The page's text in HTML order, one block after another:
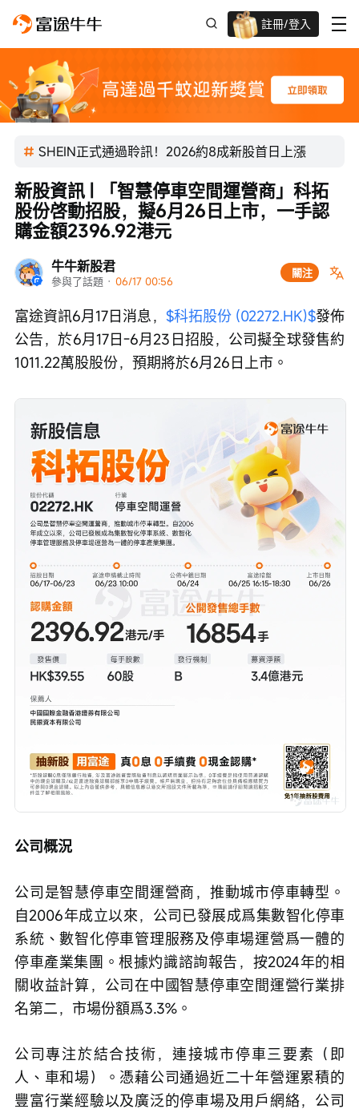
註冊/登入
SHEIN正式通過聆訊！2026約8成新股首日上漲
牛牛新股君
參與了話題 · 06/17 00:56
關注
新股資訊 | 「智慧停車空間運營商」科拓
股份啓動招股，擬6月26日上市，一手認
購金額2396.92港元
富途資訊6月17日消息， $科拓股份 (02272.HK)$發佈
公告，於6月17日-6月23日招股，公司擬全球發售約
1011.22萬股股份，預期將於6月26日上市。
公司概況
公司是智慧停車空間運營商，推動城市停車轉型。
自2006年成立以來，公司已發展成爲集數智化停車
系統、數智化停車管理服務及停車場運營爲一體的
停車產業集團。根據灼識諮詢報告，按2024年的相
關收益計算，公司在中國智慧停車空間運營行業排
名第二，市場份額爲3.3%。
公司專注於結合技術，連接城市停車三要素（即
人、車和場）。憑藉公司通過近二十年營運累積的
豐富行業經驗以及廣泛的停車場及用戶網絡，公司